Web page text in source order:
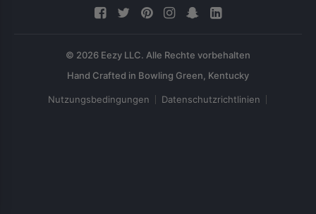
© 2026 Eezy LLC. Alle Rechte vorbehalten
Nutzungsbedingungen Datenschutzrichtlinien